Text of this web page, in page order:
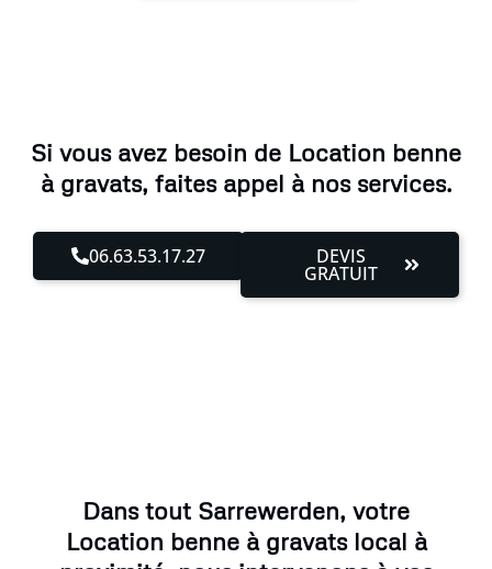
Si vous avez besoin de Location benne
à gravats, faites appel à nos services.
06.63.53.17.27 DEVIS
GRATUIT
Dans tout Sarrewerden, votre
Location benne à gravats local à